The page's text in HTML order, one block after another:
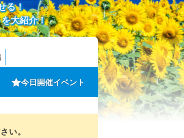
る！
大紹介！
今日開催イベント
い。